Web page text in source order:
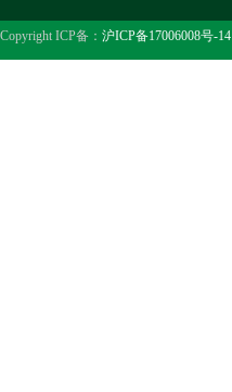
Copyright ICP备： 沪ICP备17006008号-14